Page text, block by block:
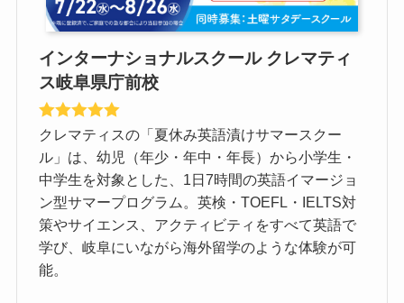
インターナショナルスクール クレマティ
ス岐阜県庁前校
クレマティスの「夏休み英語漬けサマースクー
ル」は、幼児（年少・年中・年長）から小学生・
中学生を対象とした、1日7時間の英語イマージョ
ン型サマープログラム。英検・TOEFL・IELTS対
策やサイエンス、アクティビティをすべて英語で
学び、岐阜にいながら海外留学のような体験が可
能。